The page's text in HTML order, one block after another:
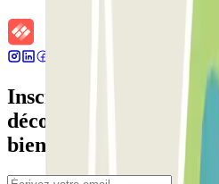
Inscrivez-vous à notre
découvrez des
bien d'autres surprises.